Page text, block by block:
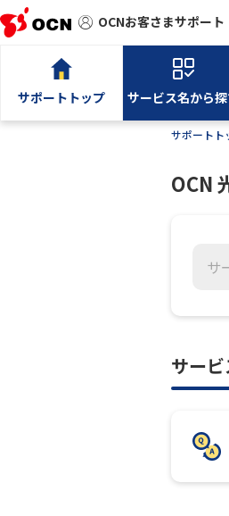
OCNお客さまサポート
サポートトップ サービス名から
サポートト
OCN
サー